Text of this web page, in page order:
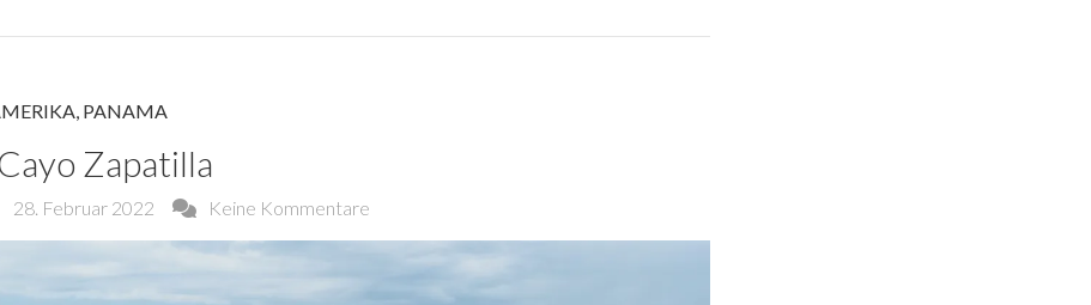
PANAMA
Zapatilla
28. Februar 2022 Keine Kommentare